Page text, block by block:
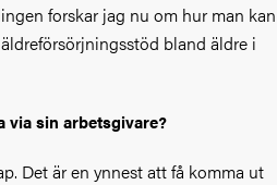
forskar jag nu om hur man kan
bland äldre i
via sin arbetsgivare?
Det är en ynnest att få komma ut